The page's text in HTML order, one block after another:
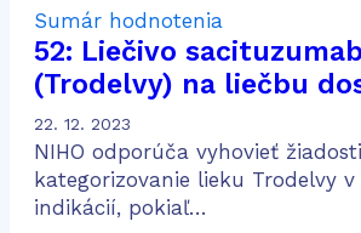
Sumár hodnotenia
52: Liečivo
(Trodelvy) na liečbu
pacientov s pokročilým
negatívnym
ktorí podstúpili dve
systémových terapií
22. 12. 2023
NIHO odporúča vyhovieť
kategorizovanie lieku Trodelvy
indikácií, pokiaľ…